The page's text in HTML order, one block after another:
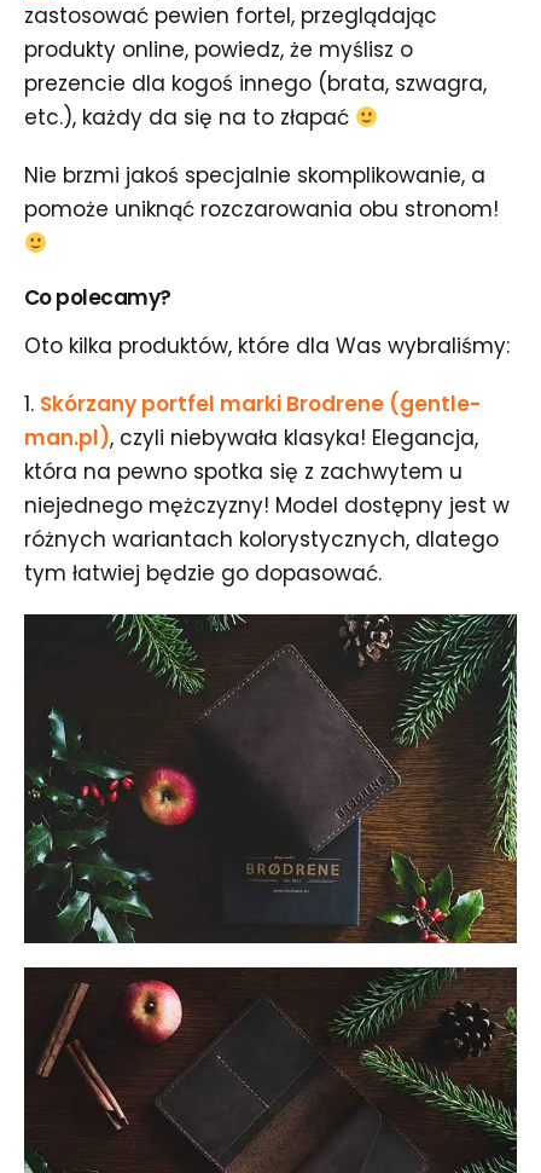
zastosować pewien fortel, przeglądając
produkty online, powiedz, że myślisz o
prezencie dla kogoś innego (brata, szwagra,
etc.), każdy da się na to złapać
Nie brzmi jakoś specjalnie skomplikowanie, a
pomoże uniknąć rozczarowania obu stronom!
Co polecamy?
Oto kilka produktów, które dla Was wybraliśmy:
1. Skórzany portfel marki Brodrene (gentle-
man.pl), czyli niebywała klasyka! Elegancja,
która na pewno spotka się z zachwytem u
niejednego mężczyzny! Model dostępny jest w
różnych wariantach kolorystycznych, dlatego
tym łatwiej będzie go dopasować.